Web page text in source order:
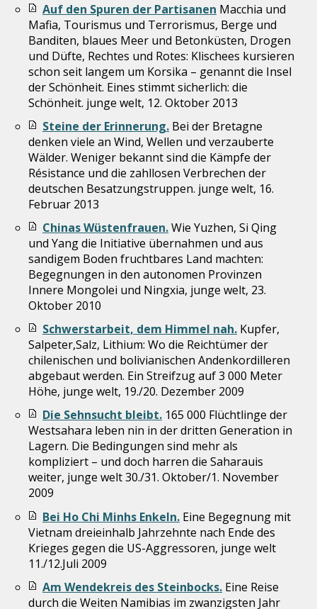
Auf den Spuren der Partisanen Macchia und
Mafia, Tourismus und Terrorismus, Berge und
Banditen, blaues Meer und Betonküsten, Drogen
und Düfte, Rechtes und Rotes: Klischees kursieren
schon seit langem um Korsika – genannt die Insel
der Schönheit. Eines stimmt sicherlich: die
Schönheit. junge welt, 12. Oktober 2013
Steine der Erinnerung. Bei der Bretagne
denken viele an Wind, Wellen und verzauberte
Wälder. Weniger bekannt sind die Kämpfe der
Résistance und die zahllosen Verbrechen der
deutschen Besatzungstruppen. junge welt, 16.
Februar 2013
Chinas Wüstenfrauen.Wie Yuzhen, Si Qing
und Yang die Initiative übernahmen und aus
sandigem Boden fruchtbares Land machten:
Begegnungen in den autonomen Provinzen
Innere Mongolei und Ningxia, junge welt, 23.
Oktober 2010
Schwerstarbeit, dem Himmel nah. Kupfer,
Salpeter,Salz, Lithium: Wo die Reichtümer der
chilenischen und bolivianischen Andenkordilleren
abgebaut werden. Ein Streifzug auf 3 000 Meter
Höhe, junge welt, 19./20. Dezember 2009
Die Sehnsucht bleibt. 165 000 Flüchtlinge der
Westsahara leben nin in der dritten Generation in
Lagern. Die Bedingungen sind mehr als
kompliziert – und doch harren die Saharauis
weiter, junge welt 30./31. Oktober/1. November
2009
Bei Ho Chi Minhs Enkeln. Eine Begegnung mit
Vietnam dreieinhalb Jahrzehnte nach Ende des
Krieges gegen die US-Aggressoren, junge welt
11./12.Juli 2009
Am Wendekreis des Steinbocks. Eine Reise
durch die Weiten Namibias im zwanzigsten Jahr